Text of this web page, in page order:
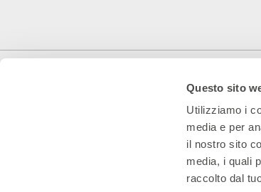
Questo sito
Utilizziamo i
media e per
il nostro sito
media, i quali
raccolto dal
Con il sostegno di Teatro